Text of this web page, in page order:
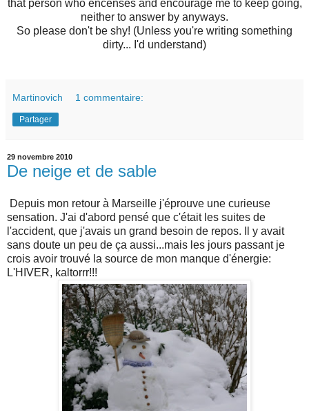
that person who encenses and encourage me to keep going,
neither to answer by anyways.
So please don't be shy! (Unless you're writing something
dirty... I'd understand)
Martinovich 1 commentaire:
Partager
29 novembre 2010
De neige et de sable
Depuis mon retour à Marseille j'éprouve une curieuse
sensation. J'ai d'abord pensé que c'était les suites de
l'accident, que j'avais un grand besoin de repos. Il y avait
sans doute un peu de ça aussi...mais les jours passant je
crois avoir trouvé la source de mon manque d'énergie:
L'HIVER, kaltorrr!!!